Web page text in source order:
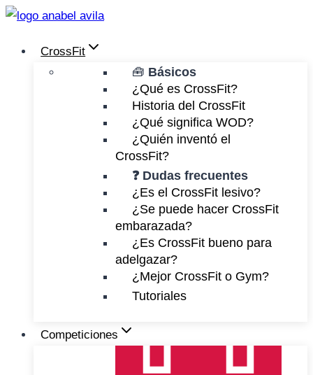
Saltar
contenidoCrossFit
🧰 Básicos
¿Qué es CrossFit?
Historia del CrossFit
¿Qué significa WOD?
¿Quién inventó el
CrossFit?
❓ Dudas frecuentes
¿Es el CrossFit lesivo?
¿Se puede hacer CrossFit
embarazada?
¿Es CrossFit bueno para
adelgazar?
¿Mejor CrossFit o Gym?
Tutoriales
Competiciones